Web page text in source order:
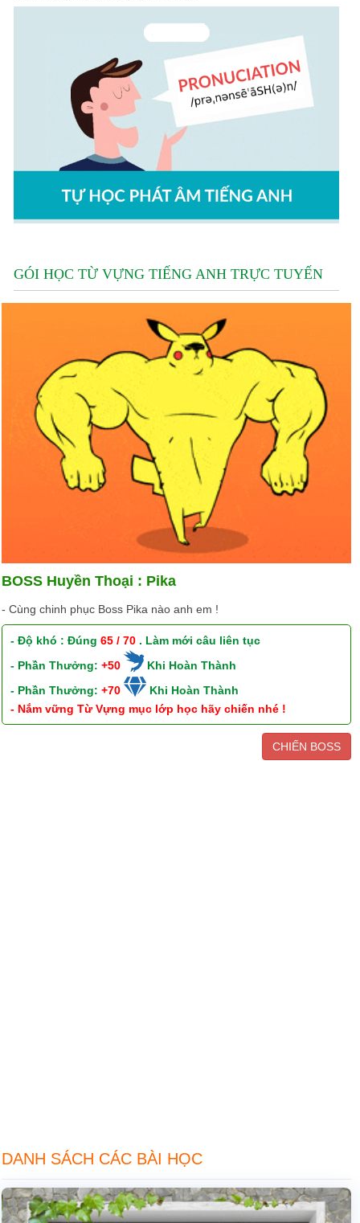
GÓI HỌC TỪ VỰNG TIẾNG ANH TRỰC TUYẾN
BOSS Huyền Thoại : Pika
- Cùng chinh phục Boss Pika nào anh em !
- Độ khó : Đúng65 / 70 . Làm mới câu liên tục
- Phần Thưởng:+50
Khi Hoàn Thành
- Phần Thưởng:+70
Khi Hoàn Thành
- Nắm vững Từ Vựng mục lớp học hãy chiến nhé !
CHIẾN BOSS
DANH SÁCH CÁC BÀI HỌC